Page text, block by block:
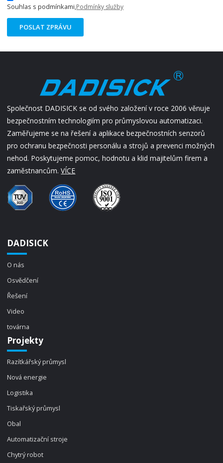
Souhlas s podmínkami,Podmínky služby
POSLAT ZPRÁVU
Společnost DADISICK se od svého založení v roce 2006 věnuje
bezpečnostním technologiím pro průmyslovou automatizaci.
Zaměřujeme se na řešení a aplikace bezpečnostních senzorů
pro ochranu bezpečnosti personálu a strojů a prevenci možných
nehod. Poskytujeme pomoc, hodnotu a klid majitelům firem a
zaměstnancům.VÍCE
DADISICK
O nás
Osvědčení
Řešení
Video
továrna
Projekty
Razítkářský průmysl
Nová energie
Logistika
Tiskařský průmysl
Obal
Automatizační stroje
Chytrý robot